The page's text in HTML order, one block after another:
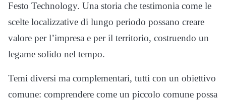
Festo Technology. Una storia che testimonia come le
scelte localizzative di lungo periodo possano creare
valore per l’impresa e per il territorio, costruendo un
legame solido nel tempo.
Temi diversi ma complementari, tutti con un obiettivo
comune: comprendere come un piccolo comune possa